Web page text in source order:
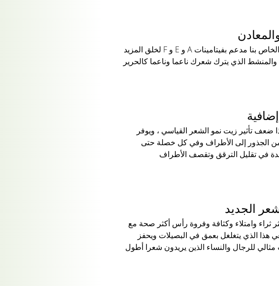
زيت الثوم للشعر الخاص بنا مدعم بفيتامينات A و E و F لخلق المزيد
الذي يترك شعرك ناعما وناعما كالحرير
ضعف تأثير زيت نمو الشعر القياسي ، ويوفر
من الجذور إلى الأطراف وفي كل خصلة حتى
في تقليل الترقق وتقصف الأطراف
الجديد
ثراء وامتلاء وكثافة وفروة رأس أكثر صحة مع
هذا الذي يتغلغل بعمق في البصيلات ويحفز
مثالي للرجال والنساء الذين يريدون شعرا أطول